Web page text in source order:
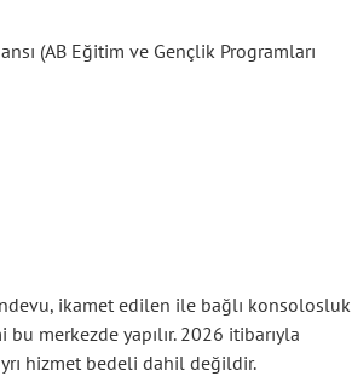
(AB Eğitim ve Gençlik Programları
ikamet edilen ile bağlı konsolosluk
merkezde yapılır. 2026 itibarıyla
hizmet bedeli dahil değildir.